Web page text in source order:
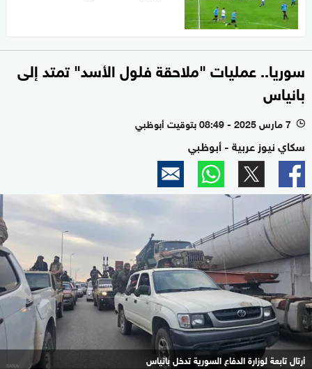
سوريا.. عمليات "ملاحقة فلول الأسد" تمتد إلى
بانياس
l 7 مارس 2025 - 08:49 بتوقيت أبوظبي
سكاي نيوز عربية - أبوظبي
أرتال تابعة لوزارة الدفاع السورية تدخل بانياس